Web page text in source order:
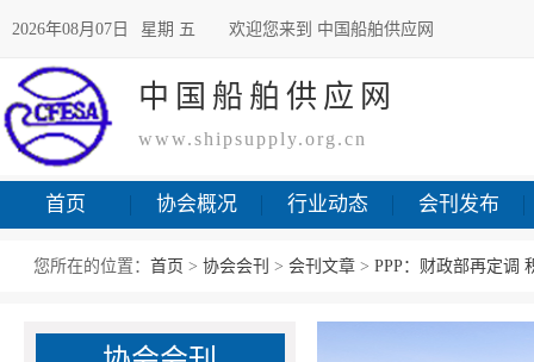
2026年08月07日 星期 五 欢迎您来到 中国船舶供应网
中国船舶供应网
www.shipsupply.org.cn
首页 协会概况 行业动态 会刊发布
您所在的位置： 首页 > 协会会刊 > 会刊文章 > PPP：财政部再定调